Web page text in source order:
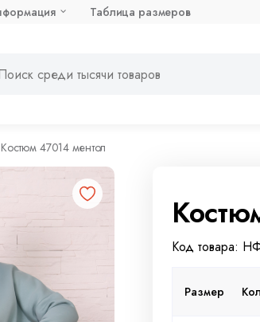
Таблица размеров
Костюм 47014 ментол
Код товара:
Размер